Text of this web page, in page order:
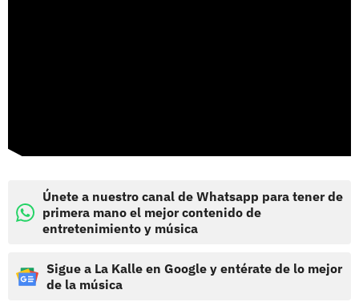
Únete a nuestro canal de Whatsapp para tener de
primera mano el mejor contenido de
entretenimiento y música
Sigue a La Kalle en Google y entérate de lo mejor
de la música